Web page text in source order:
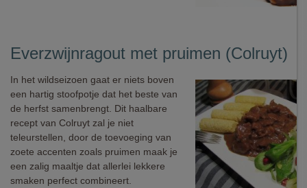
Everzwijnragout met pruimen (Colruyt)
In het wildseizoen gaat er niets boven
een hartig stoofpotje dat het beste van
de herfst samenbrengt. Dit haalbare
recept van Colruyt zal je niet
teleurstellen, door de toevoeging van
zoete accenten zoals pruimen maak je
een zalig maaltje dat allerlei lekkere
smaken perfect combineert.